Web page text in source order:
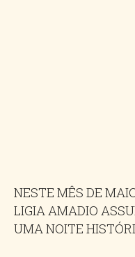
NESTE MÊS DE
LIGIA AMADIO
UMA NOITE